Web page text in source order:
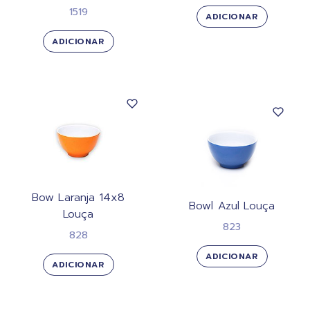
1519
ADICIONAR
ADICIONAR
Bow Laranja 14x8
Louça
828
ADICIONAR
Bowl Azul Louça
823
ADICIONAR